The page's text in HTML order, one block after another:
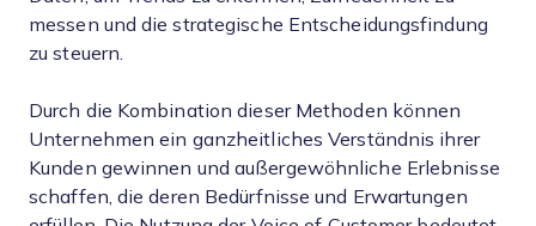
messen und die strategische Entscheidungsfindung
zu steuern.
Durch die Kombination dieser Methoden können
Unternehmen ein ganzheitliches Verständnis ihrer
Kunden gewinnen und außergewöhnliche Erlebnisse
schaffen, die deren Bedürfnisse und Erwartungen